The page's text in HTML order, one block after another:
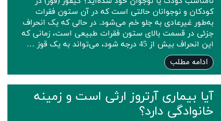
کودکان و نوجوانان حالتی است که در آن ستون فقرات
به‌طور غیرعادی به جلو خم می‌شود. در حالی که یک انحراف
جزئی در قسمت بالای ستون فقرات طبیعی است، زمانی که
این انحراف بیش از 45 درجه شود، می‌تواند به یک قوز …
ادامه مطلب
آیا بیماری آرتروز ارثی است و زمینه
خانوادگی دارد؟